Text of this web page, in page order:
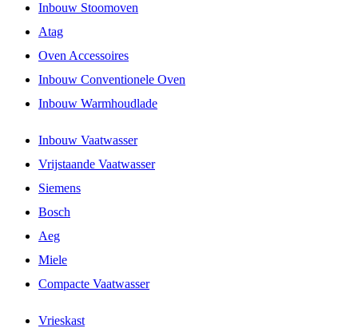
Inbouw Stoomoven
Atag
Oven Accessoires
Inbouw Conventionele Oven
Inbouw Warmhoudlade
Inbouw Vaatwasser
Vrijstaande Vaatwasser
Siemens
Bosch
Aeg
Miele
Compacte Vaatwasser
Vrieskast